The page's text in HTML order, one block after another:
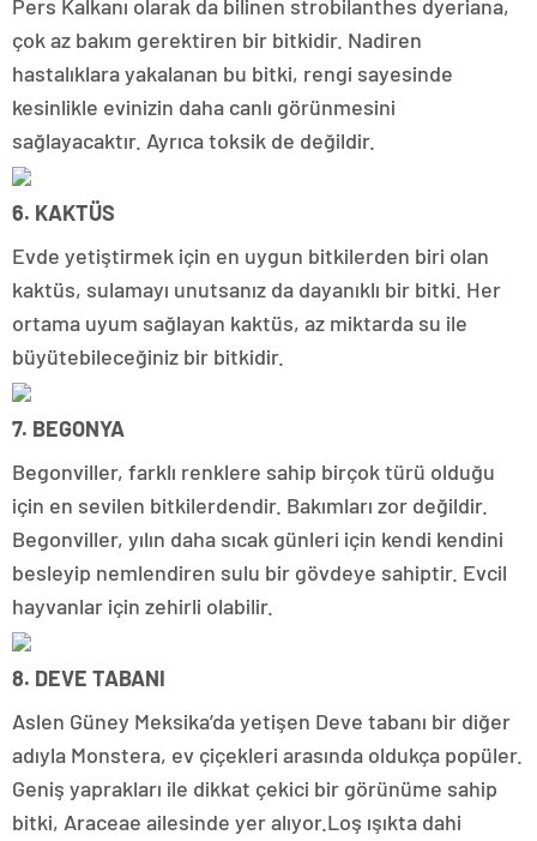
Pers Kalkanı olarak da bilinen strobilanthes dyeriana,
çok az bakım gerektiren bir bitkidir. Nadiren
hastalıklara yakalanan bu bitki, rengi sayesinde
kesinlikle evinizin daha canlı görünmesini
sağlayacaktır. Ayrıca toksik de değildir.
6. KAKTÜS
Evde yetiştirmek için en uygun bitkilerden biri olan
kaktüs, sulamayı unutsanız da dayanıklı bir bitki. Her
ortama uyum sağlayan kaktüs, az miktarda su ile
büyütebileceğiniz bir bitkidir.
7. BEGONYA
Begonviller, farklı renklere sahip birçok türü olduğu
için en sevilen bitkilerdendir. Bakımları zor değildir.
Begonviller, yılın daha sıcak günleri için kendi kendini
besleyip nemlendiren sulu bir gövdeye sahiptir. Evcil
hayvanlar için zehirli olabilir.
8. DEVE TABANI
Aslen Güney Meksika’da yetişen Deve tabanı bir diğer
adıyla Monstera, ev çiçekleri arasında oldukça popüler.
Geniş yaprakları ile dikkat çekici bir görünüme sahip
bitki, Araceae ailesinde yer alıyor.Loş ışıkta dahi